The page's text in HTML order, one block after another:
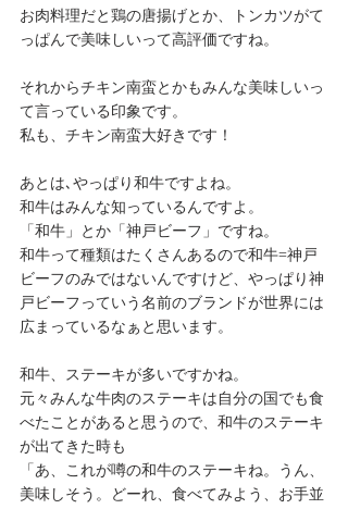
お肉料理だと鶏の唐揚げとか、トンカツがて
っぱんで美味しいって高評価ですね。
それからチキン南蛮とかもみんな美味しいっ
て言っている印象です。
私も、チキン南蛮大好きです！
あとは､やっぱり和牛ですよね。
和牛はみんな知っているんですよ。
「和牛」とか「神戸ビーフ」ですね。
和牛って種類はたくさんあるので和牛=神戸
ビーフのみではないんですけど、やっぱり神
戸ビーフっていう名前のブランドが世界には
広まっているなぁと思います。
和牛、ステーキが多いですかね。
元々みんな牛肉のステーキは自分の国でも食
べたことがあると思うので、和牛のステーキ
が出てきた時も
「あ、これが噂の和牛のステーキね。うん、
美味しそう。どーれ、食べてみよう、お手並